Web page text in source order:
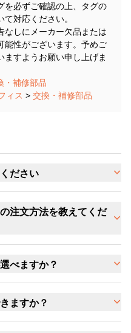
を必ずご確認の上、タグの
て対応ください。
なしにメーカー欠品または
能性がございます。予めご
ますようお願い申し上げま
・補修部品
ィス > 交換・補修部品
ださい
注文方法を教えてくだ
べますか？
ますか？